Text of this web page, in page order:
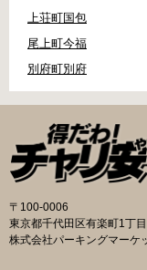
上荘町国包
尾上町今福
別府町別府
〒100-0006
東京都千代田区有楽町1丁
株式会社パーキングマーケ